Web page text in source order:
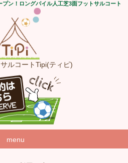
ン！ロングパイル人工芝3面フットサルコート
ルコートTipi(ティピ)
menu